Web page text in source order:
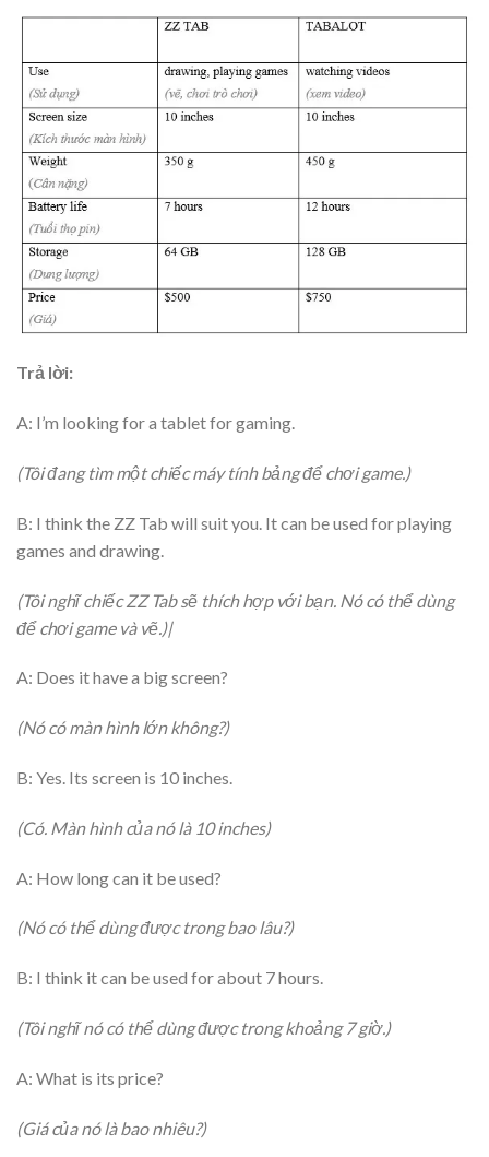
Trả lời:
A: I’m looking for a tablet for gaming.
(Tôi đang tìm một chiếc máy tính bảng để chơi game.)
B: I think the ZZ Tab will suit you. It can be used for playing
games and drawing.
(Tôi nghĩ chiếc ZZ Tab sẽ thích hợp với bạn. Nó có thể dùng
để chơi game và vẽ.)|
A: Does it have a big screen?
(Nó có màn hình lớn không?)
B: Yes. Its screen is 10 inches.
(Có. Màn hình của nó là 10 inches)
A: How long can it be used?
(Nó có thể dùng được trong bao lâu?)
B: I think it can be used for about 7 hours.
(Tôi nghĩ nó có thể dùng được trong khoảng 7 giờ.)
A: What is its price?
(Giá của nó là bao nhiêu?)